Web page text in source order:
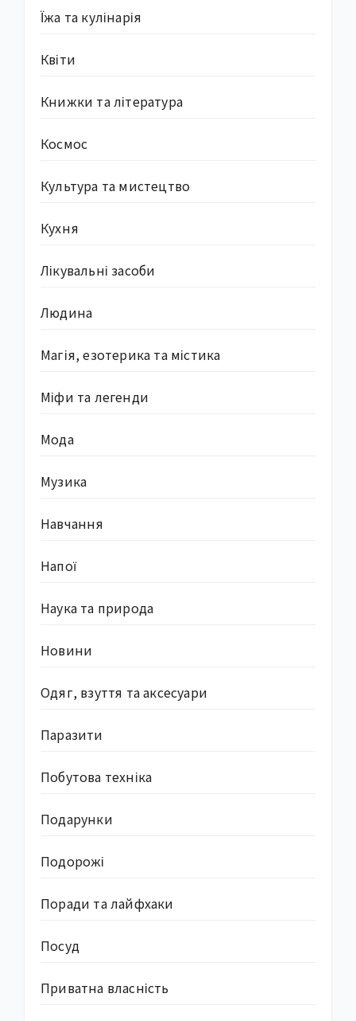
Їжа та кулінарія
Квіти
Книжки та література
Космос
Культура та мистецтво
Кухня
Лікувальні засоби
Людина
Магія, езотерика та містика
Міфи та легенди
Мода
Музика
Навчання
Напої
Наука та природа
Новини
Одяг, взуття та аксесуари
Паразити
Побутова техніка
Подарунки
Подорожі
Поради та лайфхаки
Посуд
Приватна власність